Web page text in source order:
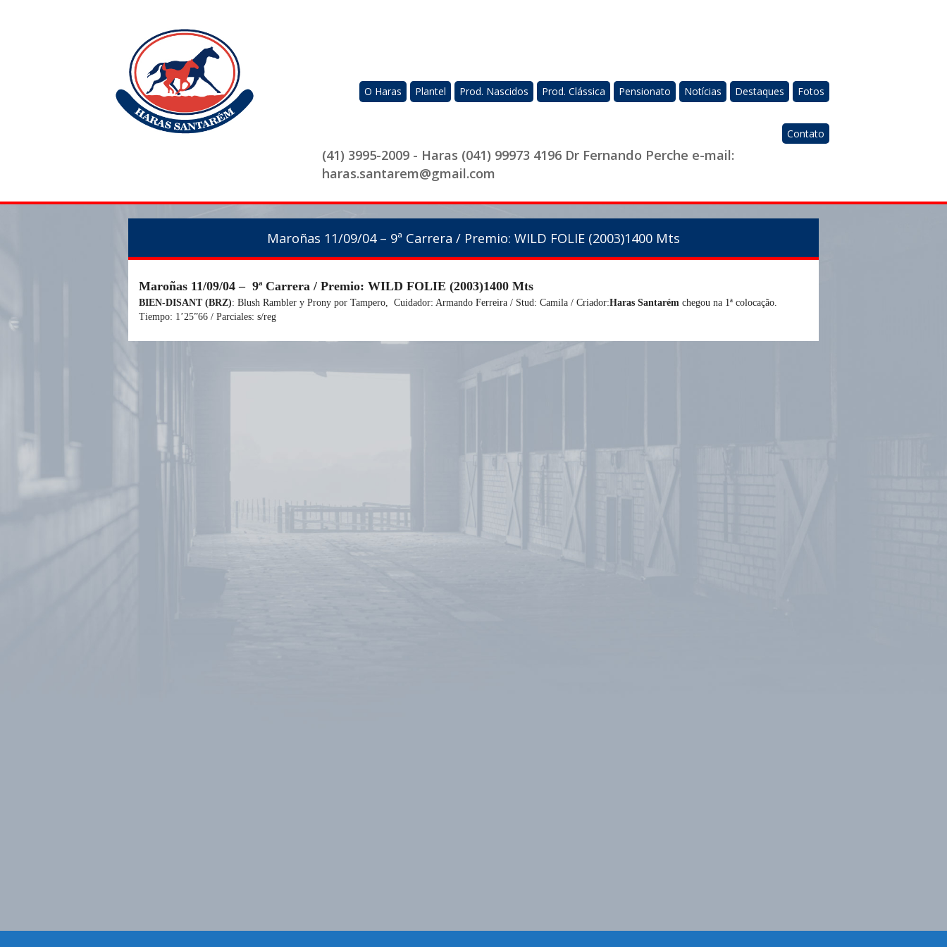
O Haras Plantel Prod. Nascidos Prod. Clássica Pensionato Notícias Destaques Fotos
Contato
(41) 3995-2009 - Haras (041) 99973 4196 Dr Fernando Perche e-mail:
haras.santarem@gmail.com
Maroñas 11/09/04 – 9ª Carrera / Premio: WILD FOLIE (2003)1400 Mts
Maroñas 11/09/04 – 9ª Carrera / Premio: WILD FOLIE (2003)1400 Mts
BIEN-DISANT (BRZ): Blush Rambler y Prony por Tampero, Cuidador: Armando Ferreira / Stud: Camila / Criador:Haras Santarém chegou na 1ª colocação.
Tiempo: 1’25”66 / Parciales: s/reg